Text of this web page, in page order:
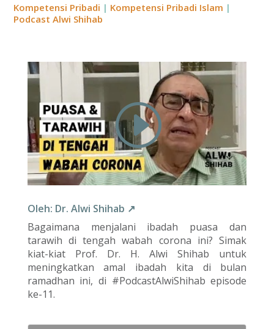
Kompetensi Pribadi | Kompetensi Pribadi Islam |
Podcast Alwi Shihab
Oleh: Dr. Alwi Shihab ↗
Bagaimana menjalani ibadah puasa dan
tarawih di tengah wabah corona ini? Simak
kiat-kiat Prof. Dr. H. Alwi Shihab untuk
meningkatkan amal ibadah kita di bulan
ramadhan ini, di #PodcastAlwiShihab episode
ke-11.